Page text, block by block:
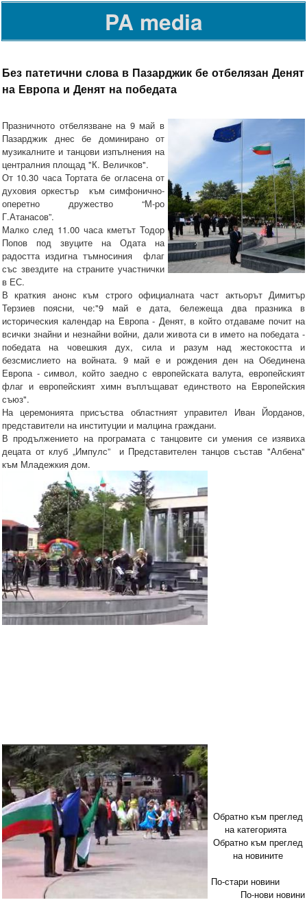
PA media
Без патетични слова в Пазарджик бе отбелязан Денят
на Европа и Денят на победата
Празничното отбелязване на 9 май в
Пазарджик днес бе доминирано от
музикалните и танцови изпълнения на
централния площад "К. Величков".
От 10.30 часа Тортата бе огласена от
духовия оркестър към симфонично-
оперетно дружество “М-ро
Г.Атанасов”.
Малко след 11.00 часа кметът Тодор
Попов под звуците на Одата на
радостта издигна тъмносиния флаг
със звездите на страните участнички
в ЕС.
В краткия анонс към строго официалната част актьорът Димитър
Терзиев поясни, че:"9 май е дата, бележеща два празника в
историческия календар на Европа - Денят, в който отдаваме почит на
всички знайни и незнайни войни, дали живота си в името на победата -
победата на човешкия дух, сила и разум над жестокостта и
безсмислието на войната. 9 май е и рождения ден на Обединена
Европа - символ, който заедно с европейската валута, европейският
флаг и европейският химн въплъщават единството на Европейския
съюз".
На церемонията присъства областният управител Иван Йорданов,
представители на институции и малцина граждани.
В продължението на програмата с танцовите си умения се изявиха
децата от клуб „Импулс” и Представителен танцов състав "Албена"
към Младежкия дом.
Обратно към преглед
на категорията
Обратно към преглед
на новините
По-стари новини
По-нови новини